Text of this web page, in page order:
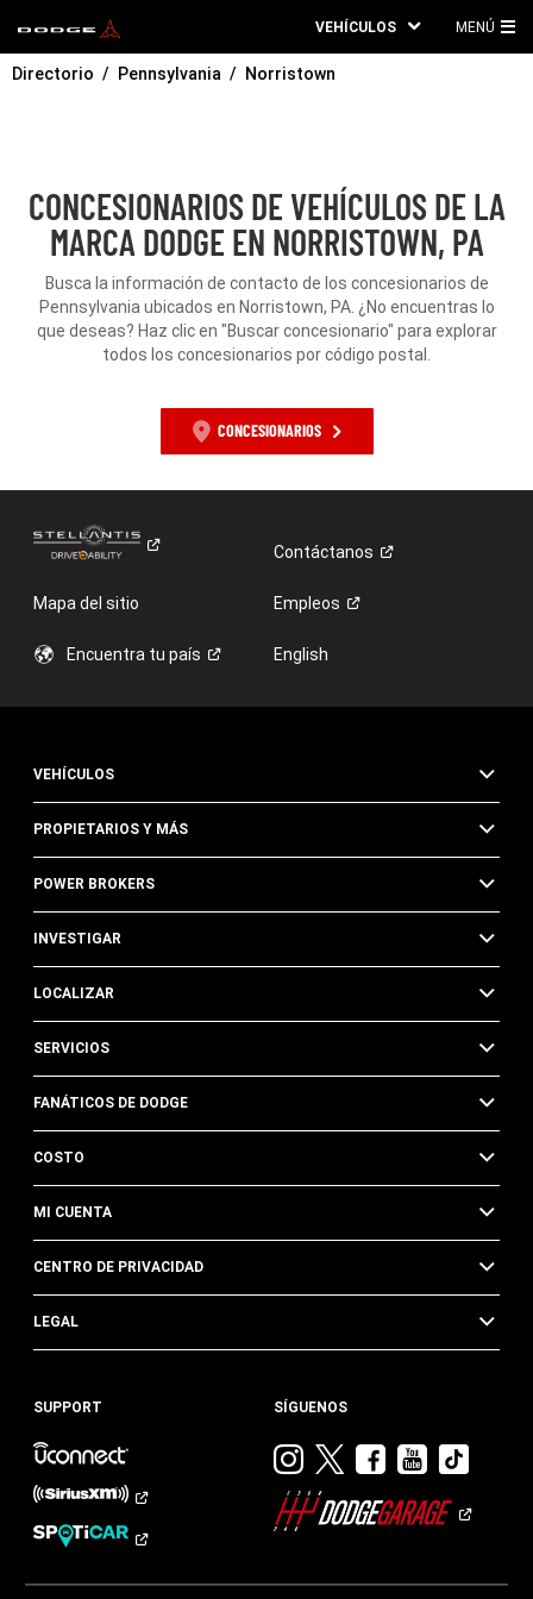
VEHÍCULOS MENÚ
Directorio Pennsylvania Norristown
CONCESIONARIOS DE VEHÍCULOS DE LA
MARCA DODGE EN NORRISTOWN, PA
Busca la información de contacto de los concesionarios de
Pennsylvania ubicados en Norristown, PA. ¿No encuentras lo
que deseas? Haz clic en "Buscar concesionario" para explorar
todos los concesionarios por código postal.
CONCESIONARIOS
Contáctanos
Mapa del sitio Empleos
Encuentra tu país English
VEHÍCULOS
PROPIETARIOS Y MÁS
POWER BROKERS
INVESTIGAR
LOCALIZAR
SERVICIOS
FANÁTICOS DE DODGE
COSTO
MI CUENTA
CENTRO DE PRIVACIDAD
LEGAL
SUPPORT SÍGUENOS
Visitar
Dodge
en
Visitar
en
Visitar
en
Visitar
en en